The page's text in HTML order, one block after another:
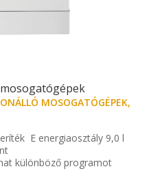
MOSOGATÓGÉPEK,
E energiaosztály 9,0 l
különböző programot